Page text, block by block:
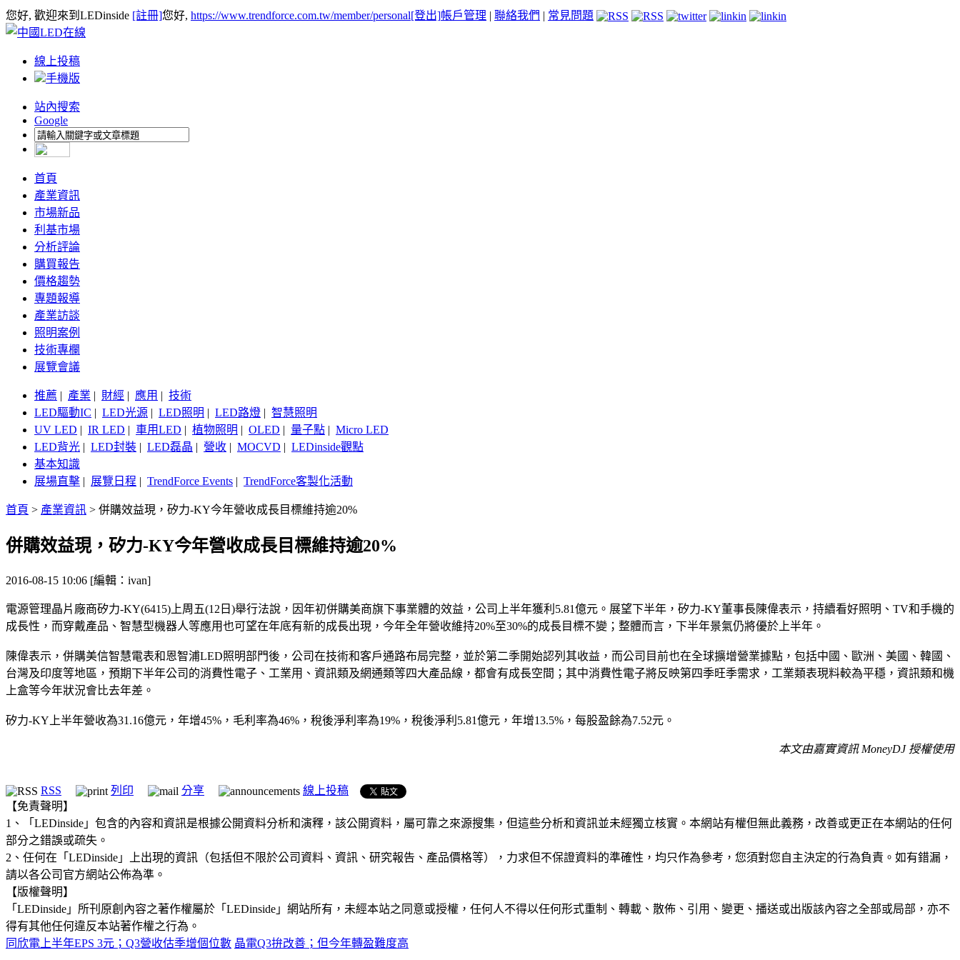
您好, 歡迎來到LEDinside [註冊]您好, https://www.trendforce.com.tw/member/personal[登出]帳戶管理 | 聯絡我們 | 常見問題
線上投稿
手機版
站內搜索
Google
首頁
產業資訊
市場新品
利基市場
分析評論
購買報告
價格趨勢
專題報導
產業訪談
照明案例
技術專欄
展覽會議
推薦 | 產業 | 財經 | 應用 | 技術
LED驅動IC | LED光源 | LED照明 | LED路燈 | 智慧照明
UV LED | IR LED | 車用LED | 植物照明 | OLED | 量子點 | Micro LED
LED背光 | LED封裝 | LED磊晶 | 營收 | MOCVD | LEDinside觀點
基本知識
展場直擊 | 展覽日程 | TrendForce Events | TrendForce客製化活動
首頁 > 產業資訊 > 併購效益現，矽力-KY今年營收成長目標維持逾20%
併購效益現，矽力-KY今年營收成長目標維持逾20%
2016-08-15 10:06 [編輯：ivan]
電源管理晶片廠商矽力-KY(6415)上周五(12日)舉行法說，因年初併購美商旗下事業體的效益，公司上半年獲利5.81億元。展望下半年，矽力-KY董事長陳偉表示，持續看好照明、TV和手機的
成長性，而穿戴產品、智慧型機器人等應用也可望在年底有新的成長出現，今年全年營收維持20%至30%的成長目標不變；整體而言，下半年景氣仍將優於上半年。
陳偉表示，併購美信智慧電表和恩智浦LED照明部門後，公司在技術和客戶通路布局完整，並於第二季開始認列其收益，而公司目前也在全球擴增營業據點，包括中國、歐洲、美國、韓國、
台灣及印度等地區，預期下半年公司的消費性電子、工業用、資訊類及網通類等四大產品線，都會有成長空間；其中消費性電子將反映第四季旺季需求，工業類表現料較為平穩，資訊類和機
上盒等今年狀況會比去年差。
矽力-KY上半年營收為31.16億元，年增45%，毛利率為46%，稅後淨利率為19%，稅後淨利5.81億元，年增13.5%，每股盈餘為7.52元。
本文由嘉實資訊 MoneyDJ 授權使用
RSS 列印 分享
線上投稿
【免責聲明】
1、「LEDinside」包含的內容和資訊是根據公開資料分析和演釋，該公開資料，屬可靠之來源搜集，但這些分析和資訊並未經獨立核實。本網站有權但無此義務，改善或更正在本網站的任何
部分之錯誤或疏失。
2、任何在「LEDinside」上出現的資訊（包括但不限於公司資料、資訊、研究報告、產品價格等），力求但不保證資料的準確性，均只作為參考，您須對您自主決定的行為負責。如有錯漏，
請以各公司官方網站公佈為準。
【版權聲明】
「LEDinside」所刊原創內容之著作權屬於「LEDinside」網站所有，未經本站之同意或授權，任何人不得以任何形式重制、轉載、散佈、引用、變更、播送或出版該內容之全部或局部，亦不
得有其他任何違反本站著作權之行為。
同欣電上半年EPS 3元；Q3營收估季增個位數 晶電Q3拚改善；但今年轉盈難度高